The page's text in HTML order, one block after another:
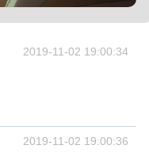
2019-11-02 19:00:34
2019-11-02 19:00:36